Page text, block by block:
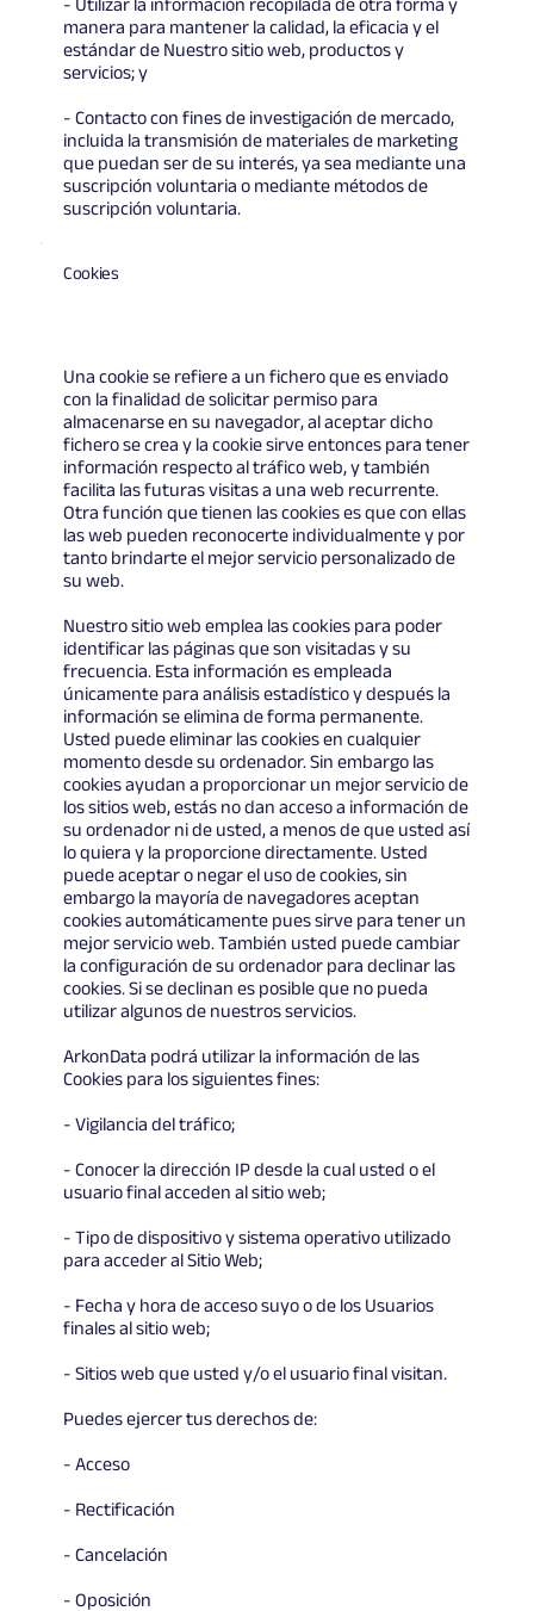
manera para mantener la calidad, la eficacia y el
estándar de Nuestro sitio web, productos y
servicios; y
- Contacto con fines de investigación de mercado,
incluida la transmisión de materiales de marketing
que puedan ser de su interés, ya sea mediante una
suscripción voluntaria o mediante métodos de
suscripción voluntaria.
Cookies
Una cookie se refiere a un fichero que es enviado
con la finalidad de solicitar permiso para
almacenarse en su navegador, al aceptar dicho
fichero se crea y la cookie sirve entonces para tener
información respecto al tráfico web, y también
facilita las futuras visitas a una web recurrente.
Otra función que tienen las cookies es que con ellas
las web pueden reconocerte individualmente y por
tanto brindarte el mejor servicio personalizado de
su web.
Nuestro sitio web emplea las cookies para poder
identificar las páginas que son visitadas y su
frecuencia. Esta información es empleada
únicamente para análisis estadístico y después la
información se elimina de forma permanente.
Usted puede eliminar las cookies en cualquier
momento desde su ordenador. Sin embargo las
cookies ayudan a proporcionar un mejor servicio de
los sitios web, estás no dan acceso a información de
su ordenador ni de usted, a menos de que usted así
lo quiera y la proporcione directamente. Usted
puede aceptar o negar el uso de cookies, sin
embargo la mayoría de navegadores aceptan
cookies automáticamente pues sirve para tener un
mejor servicio web. También usted puede cambiar
la configuración de su ordenador para declinar las
cookies. Si se declinan es posible que no pueda
utilizar algunos de nuestros servicios.
ArkonData podrá utilizar la información de las
Cookies para los siguientes fines:
- Vigilancia del tráfico;
- Conocer la dirección IP desde la cual usted o el
usuario final acceden al sitio web;
- Tipo de dispositivo y sistema operativo utilizado
para acceder al Sitio Web;
- Fecha y hora de acceso suyo o de los Usuarios
finales al sitio web;
- Sitios web que usted y/o el usuario final visitan.
Puedes ejercer tus derechos de:
- Acceso
- Rectificación
- Cancelación
- Oposición